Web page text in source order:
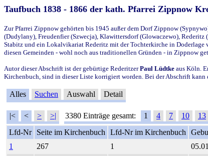
Taufbuch 1838 - 1866 der kath. Pfarrei Zippnow
Zur Pfarrei Zippnow gehörten bis 1945 außer dem Dorf Zippnow
(Dudylany), Freudenfier (Szwecja), Klawittersdorf (Glowaczewo),
Stabitz und ein Lokalvikariat Rederitz mit der Tochterkirche in Doderlage
diesen Gemeinden - wohl noch aus traditionellen Gründen - in Zippnow
Autor dieser Abschrift ist der gebürtige RederitzerPaul Lüdtke aus Köln.
Kirchenbuch, sind in dieser Liste korrigiert worden. Bei der Abschrift kann
Alles Suchen Auswahl Detail
|< < > >| 3380 Einträge gesamt: 1 4 7 10 13
Lfd-Nr
Seite im Kirchenbuch Lfd-Nr im Kirchenbuch
1
267 1